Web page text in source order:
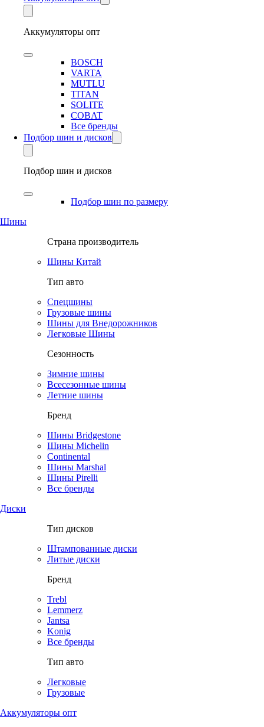
Аккумуляторы опт
BOSCH
VARTA
MUTLU
TITAN
SOLITE
COBAT
Все бренды
Подбор шин и дисков
Подбор шин и дисков
Подбор шин по размеру
Шины
Страна производитель
Шины Китай
Тип авто
Спецшины
Грузовые шины
Шины для Внедорожников
Легковые Шины
Сезонность
Зимние шины
Всесезонные шины
Летние шины
Бренд
Шины Bridgestone
Шины Michelin
Continental
Шины Marshal
Шины Pirelli
Все бренды
Диски
Тип дисков
Штампованные диски
Литые диски
Бренд
Trebl
Lemmerz
Jantsa
Konig
Все бренды
Тип авто
Легковые
Грузовые
Аккумуляторы опт